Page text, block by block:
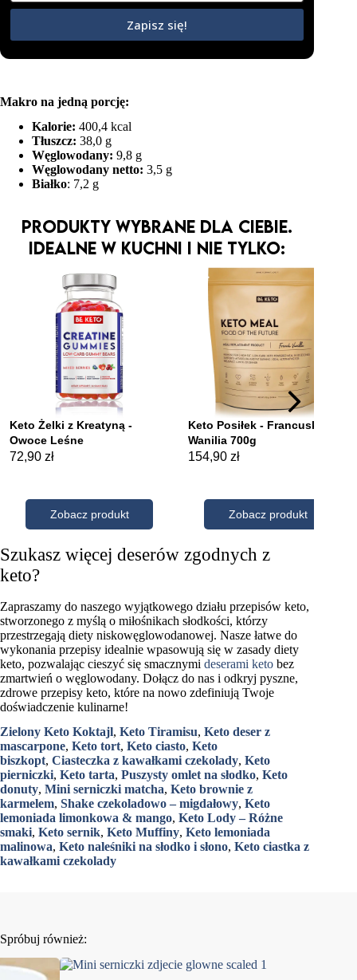
Zapisz się!
Makro na jedną porcję:
Kalorie: 400,4 kcal
Tłuszcz: 38,0 g
Węglowodany: 9,8 g
Węglowodany netto: 3,5 g
Białko: 7,2 g
Produkty wybrane dla Ciebie.
Idealne w kuchni i nie tylko:
Szukasz więcej deserów zgodnych z
keto?
Zapraszamy do naszego wyjątkowego działu przepisów keto,
stworzonego z myślą o miłośnikach słodkości, którzy
przestrzegają diety niskowęglowodanowej. Nasze łatwe do
wykonania przepisy idealnie wpasowują się w zasady diety
keto, pozwalając cieszyć się smacznymi deserami keto bez
zmartwień o węglowodany. Dołącz do nas i odkryj pyszne,
zdrowe przepisy keto, które na nowo zdefiniują Twoje
doświadczenie kulinarne!
Zielony Keto Koktajl, Keto Tiramisu, Keto deser z
mascarpone, Keto tort, Keto ciasto, Keto
biszkopt, Ciasteczka z kawałkami czekolady, Keto
pierniczki, Keto tarta, Puszysty omlet na słodko, Keto
donuty, Mini serniczki matcha, Keto brownie z
karmelem, Shake czekoladowo – migdałowy, Keto
lemoniada limonkowa & mango, Keto Lody – Różne
smaki, Keto sernik, Keto Muffiny, Keto lemoniada
malinowa, Keto naleśniki na słodko i słono, Keto ciastka z
kawałkami czekolady
Spróbuj również: